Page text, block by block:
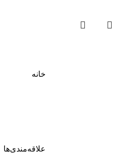
خانه
علاقه‌مندی‌ها